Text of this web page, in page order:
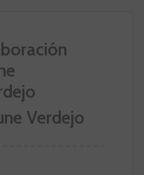
Verdejo